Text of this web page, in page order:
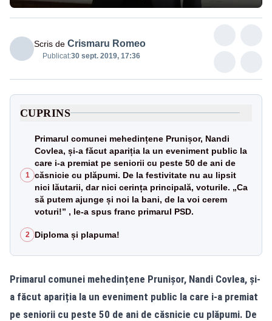
Scris de Crismaru Romeo
Publicat:30 sept. 2019, 17:36
CUPRINS
1
Primarul comunei mehedințene Prunișor, Nandi
Covlea, și-a făcut apariția la un eveniment public la
care i-a premiat pe seniorii cu peste 50 de ani de
căsnicie cu plăpumi. De la festivitate nu au lipsit
nici lăutarii, dar nici cerința principală, voturile. „Ca
să putem ajunge și noi la bani, de la voi cerem
voturi!” , le-a spus franc primarul PSD.
2 Diploma și plapuma!
Primarul comunei mehedințene Prunișor, Nandi Covlea, și-
a făcut apariția la un eveniment public la care i-a premiat
pe seniorii cu peste 50 de ani de căsnicie cu plăpumi. De